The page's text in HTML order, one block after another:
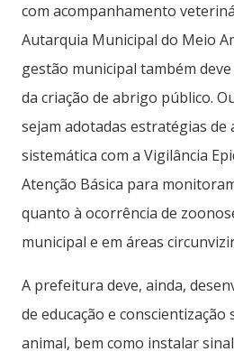
com acompanhamento
Autarquia Municipal do Meio
gestão municipal também
da criação de abrigo público.
sejam adotadas estratégias de
sistemática com a Vigilância
Atenção Básica para
quanto à ocorrência de
municipal e em áreas
A prefeitura deve, ainda,
de educação e
animal, bem como instalar